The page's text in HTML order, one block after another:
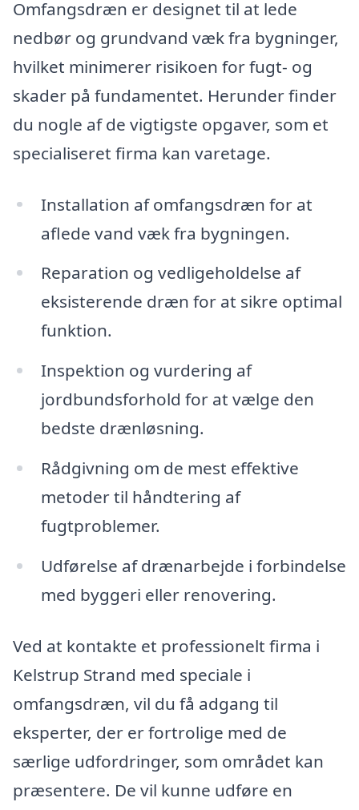
Omfangsdræn er designet til at lede
nedbør og grundvand væk fra bygninger,
hvilket minimerer risikoen for fugt- og
skader på fundamentet. Herunder finder
du nogle af de vigtigste opgaver, som et
specialiseret firma kan varetage.
Installation af omfangsdræn for at
aflede vand væk fra bygningen.
Reparation og vedligeholdelse af
eksisterende dræn for at sikre optimal
funktion.
Inspektion og vurdering af
jordbundsforhold for at vælge den
bedste drænløsning.
Rådgivning om de mest effektive
metoder til håndtering af
fugtproblemer.
Udførelse af drænarbejde i forbindelse
med byggeri eller renovering.
Ved at kontakte et professionelt firma i
Kelstrup Strand med speciale i
omfangsdræn, vil du få adgang til
eksperter, der er fortrolige med de
særlige udfordringer, som området kan
præsentere. De vil kunne udføre en